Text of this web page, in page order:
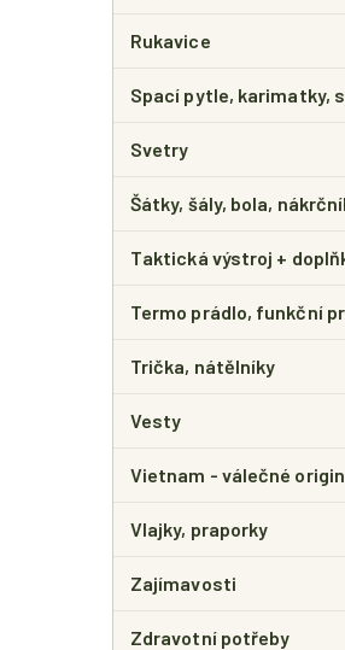
Rukavice
Spací pytle, karimatky,
Svetry
Šátky, šály, bola,
Taktická výstroj +
Termo prádlo, funkční
Trička, nátělníky
Vesty
Vietnam - válečné
Vlajky, praporky
Zajímavosti
Zdravotní potřeby